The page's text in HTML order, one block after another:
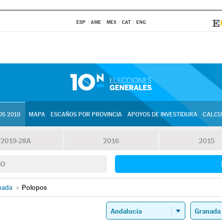
ESP AME MEX CAT ENG
2019 MAPA ESCAÑOS POR PROVINCIA APOYOS DE INVESTIDURA
2019-28A 2016 2015
» Polopos